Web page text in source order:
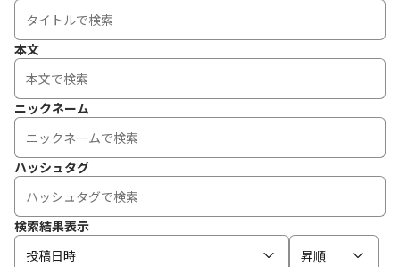
本文
ニックネーム
ハッシュタグ
検索結果表示
投稿日時
昇順